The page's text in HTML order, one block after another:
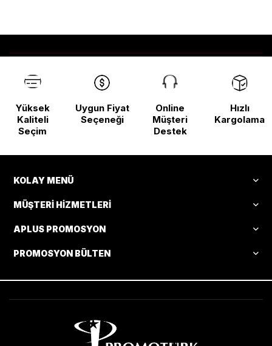
Yüksek
Kaliteli
Seçim
Uygun Fiyat
Seçeneği
Online
Müşteri
Destek
Hızlı
Kargolama
KOLAY MENÜ
MÜŞTERI HIZMETLERI
APLUS PROMOSYON
PROMOSYON BÜLTEN